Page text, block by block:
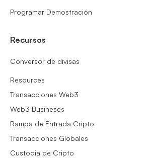
Programar Demostración
Recursos
Conversor de divisas
Resources
Transacciones Web3
Web3 Busineses
Rampa de Entrada Cripto
Transacciones Globales
Custodia de Cripto